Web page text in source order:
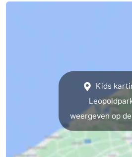
Kust
Kids
weergeven op